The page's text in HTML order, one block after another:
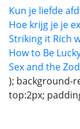
Kun je liefde
Hoe krijg je je
Striking it Rich
How to Be
Sex and the
); background-
top:2px;